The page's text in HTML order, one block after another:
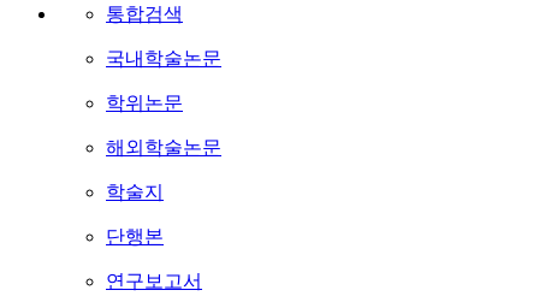
통합검색
국내학술논문
학위논문
해외학술논문
학술지
단행본
연구보고서